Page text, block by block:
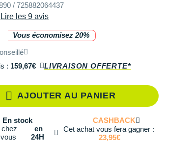
/ 725882064437
Lire les 9 avis
Vous économisez 20%
: 159,67€ LIVRAISON OFFERTE*
AJOUTER AU PANIER
En stock
chez
vous
en
24H
CASHBACK
Cet achat vous fera gagner :
23,95€